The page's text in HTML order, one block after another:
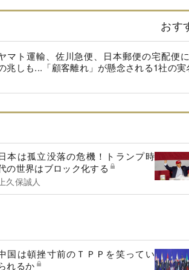
おす
マト運輸、佐川急便、日本郵便の宅配便
兆しも...「顧客離れ」が懸念される1社の実
本は孤立没落の危機！トランプ時
の世界はブロック化する
久保誠人
国は頓挫寸前のＴＰＰを笑ってい
れるか